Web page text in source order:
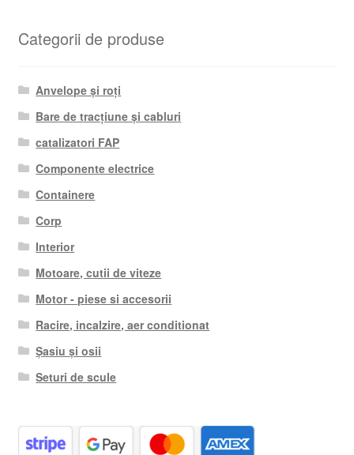
Categorii de produse
Anvelope și roți
Bare de tracțiune și cabluri
catalizatori FAP
Componente electrice
Containere
Corp
Interior
Motoare, cutii de viteze
Motor - piese si accesorii
Racire, incalzire, aer conditionat
Șasiu și osii
Seturi de scule